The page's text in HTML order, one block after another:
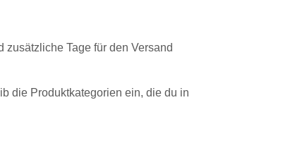
Tage für den Versand
die Produktkategorien ein, die du in